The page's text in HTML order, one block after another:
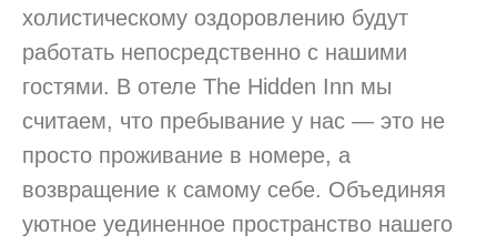
холистическому оздоровлению будут
работать непосредственно с нашими
гостями. В отеле The Hidden Inn мы
считаем, что пребывание у нас — это не
просто проживание в номере, а
возвращение к самому себе. Объединяя
уютное уединенное пространство нашего